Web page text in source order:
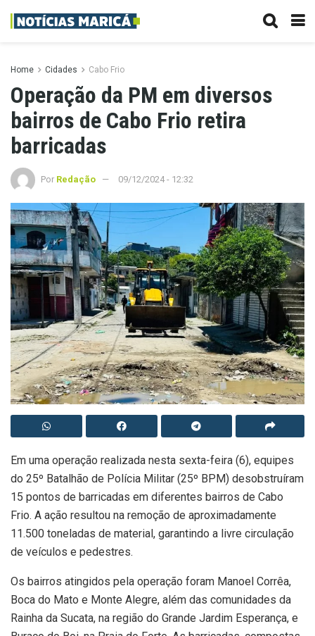
Home Cidades Cabo Frio
Operação da PM em diversos
bairros de Cabo Frio retira
barricadas
Por Redação 09/12/2024 - 12:32
Em uma operação realizada nesta sexta-feira (6), equipes
do 25º Batalhão de Polícia Militar (25º BPM) desobstruíram
15 pontos de barricadas em diferentes bairros de Cabo
Frio. A ação resultou na remoção de aproximadamente
11.500 toneladas de material, garantindo a livre circulação
de veículos e pedestres.
Os bairros atingidos pela operação foram Manoel Corrêa,
Boca do Mato e Monte Alegre, além das comunidades da
Rainha da Sucata, na região do Grande Jardim Esperança, e